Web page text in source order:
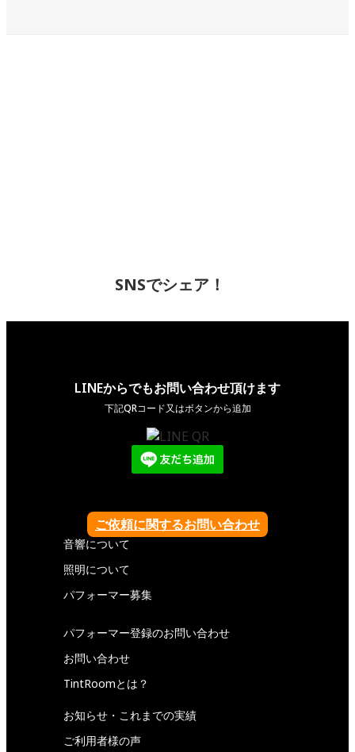
SNSでシェア！
LINEからでもお問い合わせ頂けます
下記QRコード又はボタンから追加
ご依頼に関するお問い合わせ
音響について
照明について
パフォーマー募集
パフォーマー登録のお問い合わせ
お問い合わせ
TintRoomとは？
お知らせ・これまでの実績
ご利用者様の声